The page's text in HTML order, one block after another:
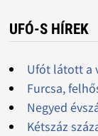
UFÓ-S HÍREK
Ufót látott a
Furcsa,
Negyed
Kétszáz